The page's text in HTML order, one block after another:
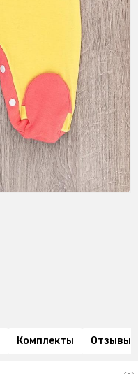
Комплекты Отзывы